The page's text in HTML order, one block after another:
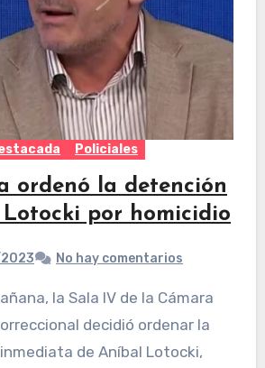
Policiales
ordenó la detención
por homicidio
No hay comentarios
decidió ordenar la
de Aníbal Lotocki,